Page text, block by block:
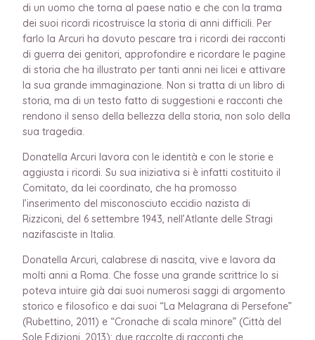
di un uomo che torna al paese natio e che con la trama
dei suoi ricordi ricostruisce la storia di anni difficili. Per
farlo la Arcuri ha dovuto pescare tra i ricordi dei racconti
di guerra dei genitori, approfondire e ricordare le pagine
di storia che ha illustrato per tanti anni nei licei e attivare
la sua grande immaginazione. Non si tratta di un libro di
storia, ma di un testo fatto di suggestioni e racconti che
rendono il senso della bellezza della storia, non solo della
sua tragedia.
Donatella Arcuri lavora con le identità e con le storie e
aggiusta i ricordi. Su sua iniziativa si è infatti costituito il
Comitato, da lei coordinato, che ha promosso
l’inserimento del misconosciuto eccidio nazista di
Rizziconi, del 6 settembre 1943, nell’Atlante delle Stragi
nazifasciste in Italia.
Donatella Arcuri, calabrese di nascita, vive e lavora da
molti anni a Roma. Che fosse una grande scrittrice lo si
poteva intuire già dai suoi numerosi saggi di argomento
storico e filosofico e dai suoi “La Melagrana di Persefone”
(Rubettino, 2011) e “Cronache di scala minore” (Città del
Sole Edizioni, 2013): due raccolte di racconti che